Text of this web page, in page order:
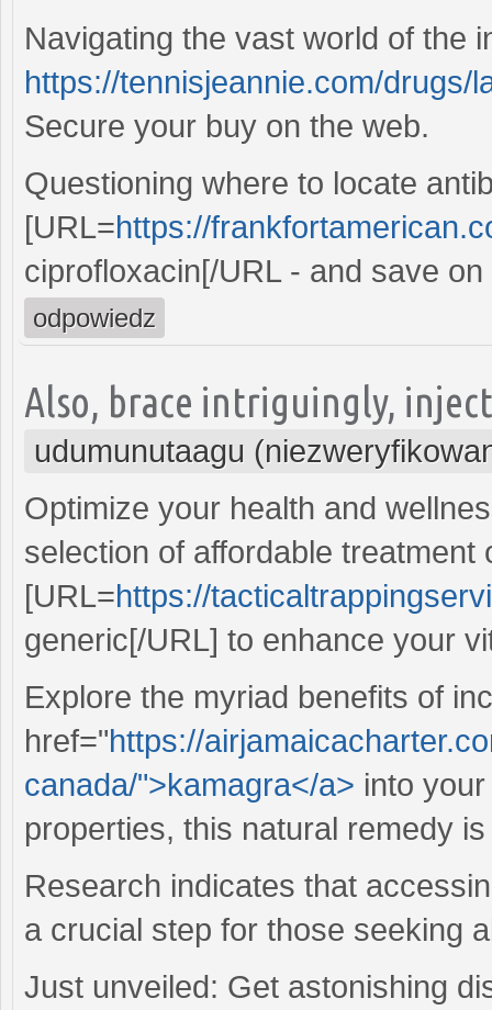
Navigating the vast world of the
https://tennisjeannie.com/drugs/
Secure your buy on the web.
Questioning where to locate
[URL=https://
ciprofloxacin[/URL - and save
odpowiedz
Also, brace intriguingly,
udumunutaagu
Optimize your health and
selection of affordable treatment
[URL=https://
generic[/URL] to enhance your
Explore the myriad benefits of
href="https://
canada/">kamagra</a> into
properties, this natural remedy
Research indicates that
a crucial step for those seeking
Just unveiled: Get astonishing